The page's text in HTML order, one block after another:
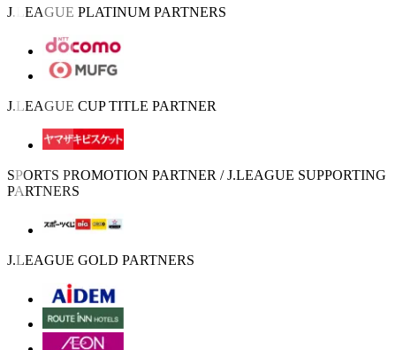
J.LEAGUE PLATINUM PARTNERS
J.LEAGUE CUP TITLE PARTNER
SPORTS PROMOTION PARTNER / J.LEAGUE SUPPORTING
PARTNERS
J.LEAGUE GOLD PARTNERS